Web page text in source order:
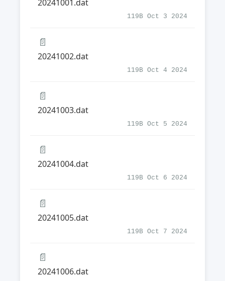
20241001.dat
119B Oct 3 2024
📄
20241002.dat
119B Oct 4 2024
📄
20241003.dat
119B Oct 5 2024
📄
20241004.dat
119B Oct 6 2024
📄
20241005.dat
119B Oct 7 2024
📄
20241006.dat